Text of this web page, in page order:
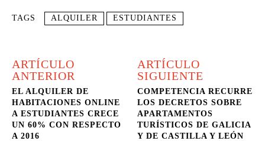
TAGS ALQUILER ESTUDIANTES
ARTÍCULO
ANTERIOR
EL ALQUILER DE
HABITACIONES ONLINE
A ESTUDIANTES CRECE
UN 60% CON RESPECTO
A 2016
ARTÍCULO
SIGUIENTE
COMPETENCIA RECURRE
LOS DECRETOS SOBRE
APARTAMENTOS
TURÍSTICOS DE GALICIA
Y DE CASTILLA Y LEÓN